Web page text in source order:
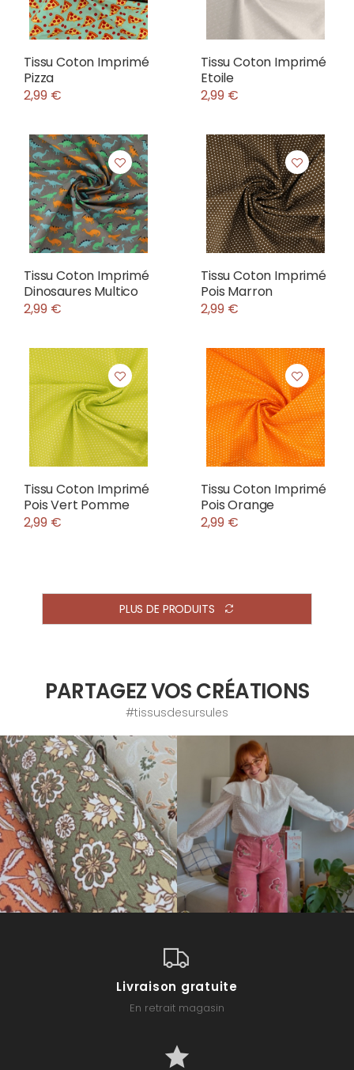
Tissu Coton Imprimé
Pizza
2,99 €
Tissu Coton Imprimé
Etoile
2,99 €
Tissu Coton Imprimé
Dinosaures Multico
2,99 €
Tissu Coton Imprimé
Pois Marron
2,99 €
Tissu Coton Imprimé
Pois Vert Pomme
2,99 €
Tissu Coton Imprimé
Pois Orange
2,99 €
PLUS DE PRODUITS
PARTAGEZ VOS CRÉATIONS
#tissusdesursules
Livraison gratuite
En retrait magasin